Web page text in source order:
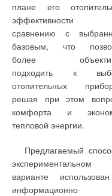
плане его
эффективности
сравнению с
базовым, что
более
подходить к
отопительных
решая при этом
комфорта и
тепловой энергии.
Предлагаемый
экспериментальном
варианте
информационно-